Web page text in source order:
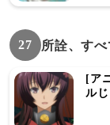
27 所詮、す
[ア
ル